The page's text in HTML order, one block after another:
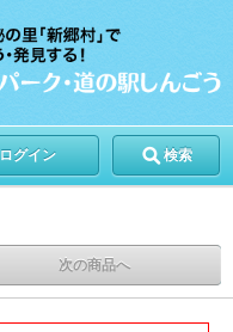
ログイン 検索
次の商品へ